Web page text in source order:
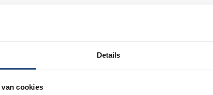
Details
cookies
hebben van deze power batterij, dus het is van belang
gebruikt. Wanneer u de batterij gaat opladen, let dan
Gebruik de accu de eerste paar keren tot ongeveer
op.
Wanneer de accu opgeladen is, haal deze dan zo snel
in het contact laten zitten is op den duur zeer schadelijk.